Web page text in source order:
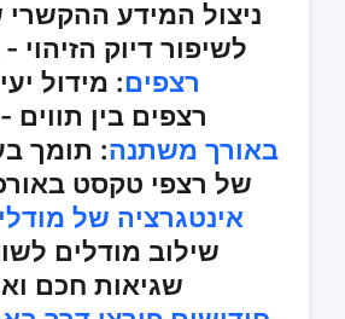
ניצול המידע
לשיפור דיוק הזיהוי -
רצפים: מידול
רצפים בין תווים -
באורך משתנה: תומך
של רצפי טקסט
אינטגרציה של
שילוב מודלים
שגיאות חכם